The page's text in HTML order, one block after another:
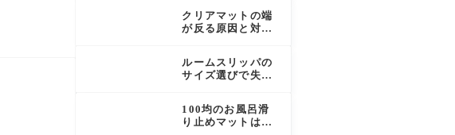
ら洗い方まで徹底
解説
クリアマットの端
が反る原因と対処
とめ
ルームスリッパの
サイズ選びで失敗
材別の注意点まで
100均のお風呂滑
り止めマットはコ